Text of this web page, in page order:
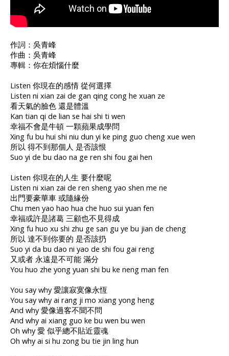
作詞：吳青峰
作曲：吳青峰
專輯：你在煩惱什麼
Listen 你現在的感情 從何選擇
Listen ni xian zai de gan qing cong he xuan ze
看天氣的臉色 還是體溫
Kan tian qi de lian se hai shi ti wen
幸福不會是牛頓 一顆蘋果成學問
Xing fu bu hui shi niu dun yi ke ping guo cheng xue wen
所以 得不到那個人 是否該恨
Suo yi de bu dao na ge ren shi fou gai hen
Listen 你現在的人生 要什麼呢
Listen ni xian zai de ren sheng yao shen me ne
出門要豪華車 或隨緣份
Chu men yao hao hua che huo sui yuan fen
幸福或許是諸葛 三顧也不見得成
Xing fu huo xu shi zhu ge san gu ye bu jian de cheng
所以 達不到你要的 是否該扔
Suo yi da bu dao ni yao de shi fou gai reng
又或者 永遠是不可能 滿分
You huo zhe yong yuan shi bu ke neng man fen
You say why 愛讓寂寞像永恆
You say why ai rang ji mo xiang yong heng
And why 愛像過客不聞不問
And why ai xiang guo ke bu wen bu wen
Oh why 愛 似乎總不貼近靈魂
Oh why ai si hu zong bu tie jin ling hun